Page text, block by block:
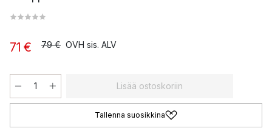
71 € 79 € OVH sis. ALV
Lisää ostoskoriin
Tallenna suosikkina